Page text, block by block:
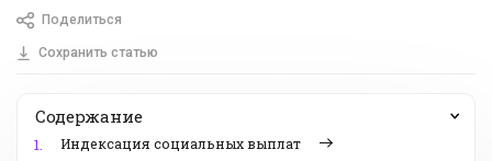
Поделиться
Сохранить статью
Содержание
1.
Индексация социальных выплат